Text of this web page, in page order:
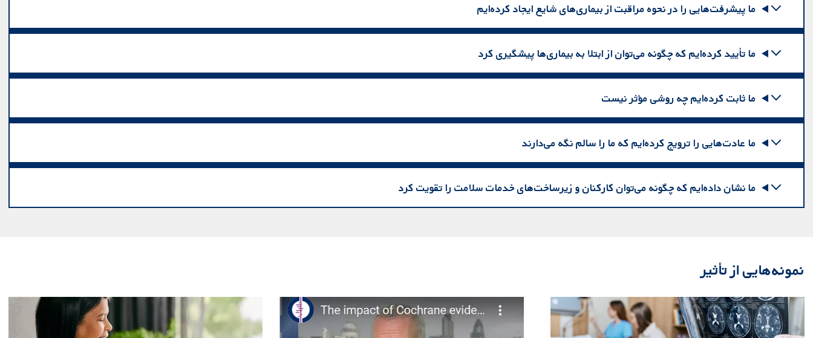
ما پیشرفت‌هایی را در نحوه مراقبت از بیماری‌های شایع ایجاد کرده‌ایم
ما تأیید کرده‌ایم که چگونه می‌توان از ابتلا به بیماری‌ها پیشگیری کرد
ما ثابت کرده‌ایم چه روشی مؤثر نیست
ما عادت‌هایی را ترویج کرده‌ایم که ما را سالم نگه می‌دارند
ما نشان داده‌ایم که چگونه می‌توان کارکنان و زیرساخت‌های خدمات سلامت را تقویت کرد
نمونه‌هایی از تأثیر